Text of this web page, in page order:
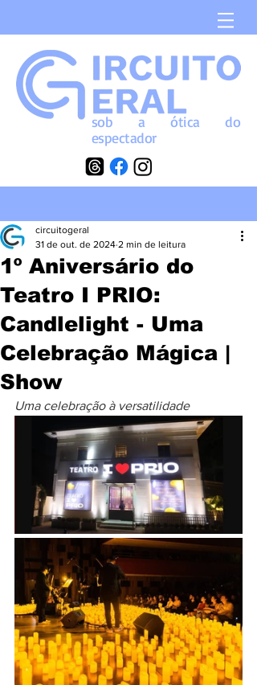
sob aóticado
espectador
1º Aniversário do
Teatro I PRIO:
Candlelight - Uma
Celebração Mágica |
Show
circuitogeral
31 de out. de 2024 2 min de leitura
Uma celebração à versatilidade